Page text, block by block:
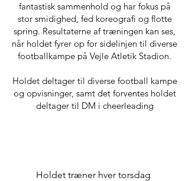
fantastisk sammenhold og har fokus på
stor smidighed, fed koreografi og flotte
spring. Resultaterne af træningen kan ses,
når holdet fyrer op for sidelinjen til diverse
footballkampe på Vejle Atletik Stadion.
Holdet deltager til diverse football kampe
og opvisninger, samt det forventes holdet
deltager til DM i cheerleading
Holdet træner hver torsdag